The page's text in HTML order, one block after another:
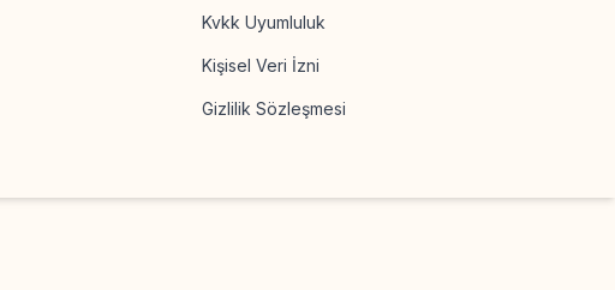
Kvkk Uyumluluk
Kişisel Veri İzni
Gizlilik Sözleşmesi